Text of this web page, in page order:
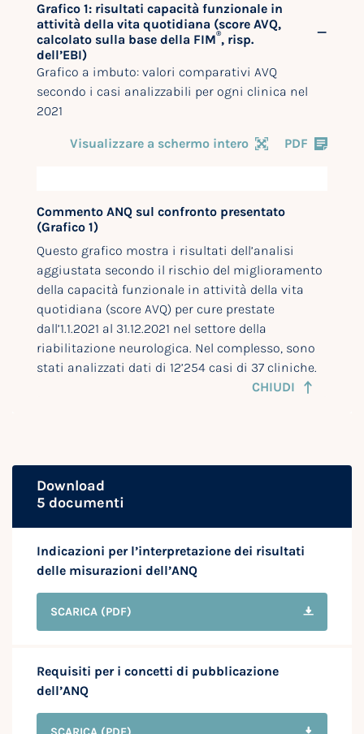
Grafico 1: risultati capacità funzionale in
attività della vita quotidiana (score AVQ,
calcolato sulla base della FIM®, risp.
dell’EBI)
Grafico a imbuto: valori comparativi AVQ
secondo i casi analizzabili per ogni clinica nel
2021
Visualizzare a schermo intero PDF
Commento ANQ sul confronto presentato
(Grafico 1)
Questo grafico mostra i risultati dell’analisi
aggiustata secondo il rischio del miglioramento
della capacità funzionale in attività della vita
quotidiana (score AVQ) per cure prestate
dall’1.1.2021 al 31.12.2021 nel settore della
riabilitazione neurologica. Nel complesso, sono
stati analizzati dati di 12’254 casi di 37 cliniche.
CHIUDI
Download
5 documenti
Indicazioni per l’interpretazione dei risultati
delle misurazioni dell’ANQ
SCARICA (PDF)
Requisiti per i concetti di pubblicazione
dell’ANQ